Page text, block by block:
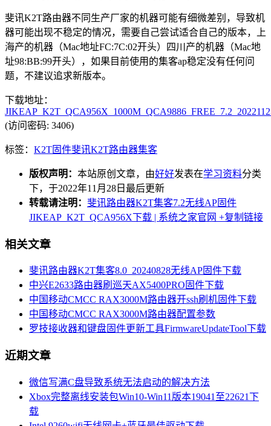
斐讯K2T路由器不同生产厂家的机器可能有细微差别，导致机
器可能出现不稳定的情况，需要自己尝试适合自己的版本，上
海产的机器（Mac地址FC:7C:02开头）四川产的机器（Mac地
址98:BB:99开头），如果目前使用的集客ap稳定没有任何问
题，不建议追求新版本。
下载地址：
(访问密码: 3406)
标签： K2T固件斐讯K2T路由器集客
版权声明： 本站原创文章，由好好发表在学习资料分类
下，于2022年11月28日最后更新
转载请注明： 斐讯路由器K2T集客7.2无线AP固件
JIKEAP_K2T_QCA956X下载 | 系统之家官网 +复制链接
相关文章
斐讯路由器K2T集客8.0_20240828无线AP固件下载
中兴E2633路由器刷巡天AX5400PRO固件下载
中国移动CMCC RAX3000M路由器开ssh刷机固件下载
中国移动CMCC RAX3000M路由器配置参数
罗技接收器和键盘固件更新工具FirmwareUpdateTool下载
近期文章
微信写满C盘导致系统无法启动的解决方法
Xbox完整离线安装包Win10-Win11版本19041至22621下
载